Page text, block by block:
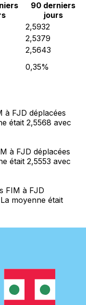
90 derniers
jours
2,5932
2,5379
2,5643
0,35%
à FJD déplacées
était 2,5568 avec
à FJD déplacées
était 2,5553 avec
FIM à FJD
moyenne était
internationaux
des devises,